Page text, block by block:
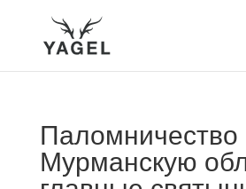
Паломничество
Мурманскую